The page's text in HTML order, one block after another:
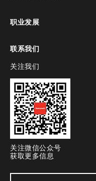
职业发展
联系我们
toggle view
关注我们
关注微信公众号
获取更多信息